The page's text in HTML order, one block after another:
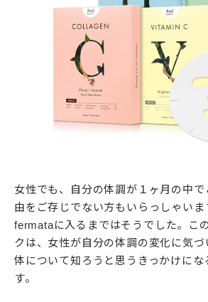
女性でも、自分の体調が１ヶ月の中
由をご存じでない方もいらっしゃいま
fermataに入るまではそうでした。こ
クは、女性が自分の体調の変化に気づ
体について知ろうと思うきっかけにな
す。